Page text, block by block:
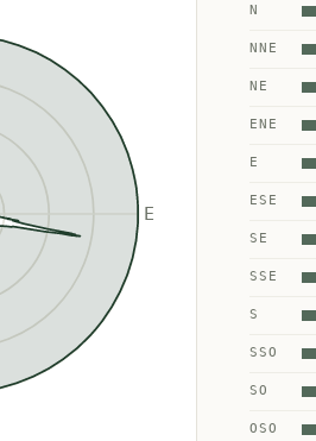
N
NNE
NE
ENE
E
ESE
SE
SSE
S
SSO
SO
OSO